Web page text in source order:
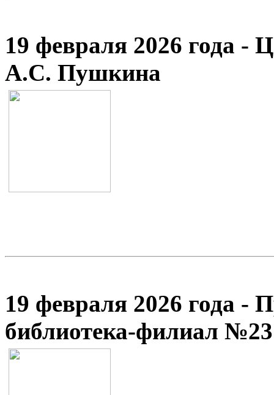
19 февраля 2026 года -
А.С. Пушкина
19 февраля 2026 года -
библиотека-филиал №23